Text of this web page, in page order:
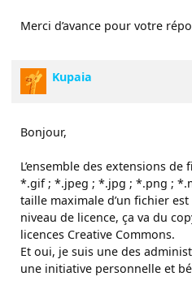
Merci d’avance pour votre
Kupaia
Bonjour,
L’ensemble des extensions
*.gif ; *.jpeg ; *.jpg ; *.png ;
taille maximale d’un fichier
niveau de licence, ça va du
licences Creative Commons.
Et oui, je suis une des
une initiative personnelle et